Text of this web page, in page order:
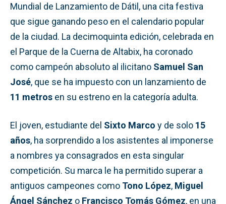
Mundial de Lanzamiento de Dátil, una cita festiva
que sigue ganando peso en el calendario popular
de la ciudad. La decimoquinta edición, celebrada en
el Parque de la Cuerna de Altabix, ha coronado
como campeón absoluto al ilicitano Samuel San
José, que se ha impuesto con un lanzamiento de
11 metros en su estreno en la categoría adulta.
El joven, estudiante del Sixto Marco y de solo 15
años, ha sorprendido a los asistentes al imponerse
a nombres ya consagrados en esta singular
competición. Su marca le ha permitido superar a
antiguos campeones como Tono López, Miguel
Ángel Sánchez o Francisco Tomás Gómez, en una